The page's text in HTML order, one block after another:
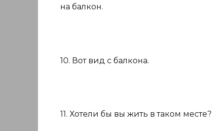
на балкон.
10. Вот вид с балкона.
11. Хотели бы вы жить в таком месте?